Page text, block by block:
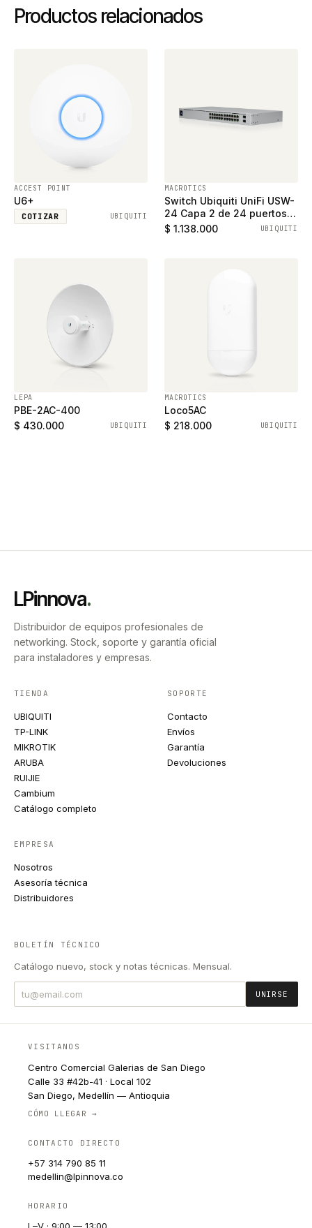
Productos relacionados
ACCEST POINT
U6+
COTIZAR UBIQUITI
MACROTICS
Switch Ubiquiti UniFi USW-
24 Capa 2 de 24 puertos
ethernet gigabit y 2
$ 1.138.000 UBIQUITI
LEPA
PBE-2AC-400
$ 430.000
UBIQUITI
MACROTICS
Loco5AC
$ 218.000
UBIQUITI
LPinnova.
Distribuidor de equipos profesionales de
networking. Stock, soporte y garantía oficial
para instaladores y empresas.
TIENDA
UBIQUITI
TP-LINK
MIKROTIK
ARUBA
RUIJIE
Cambium
Catálogo completo
SOPORTE
Contacto
Envíos
Garantía
Devoluciones
EMPRESA
Nosotros
Asesoría técnica
Distribuidores
BOLETÍN TÉCNICO
Catálogo nuevo, stock y notas técnicas. Mensual.
UNIRSE
VISITANOS
Centro Comercial Galerias de San Diego
Calle 33 #42b-41 · Local 102
San Diego, Medellín — Antioquia
CÓMO LLEGAR →
CONTACTO DIRECTO
+57 314 790 85 11
medellin@lpinnova.co
HORARIO
L–V · 9:00 — 13:00